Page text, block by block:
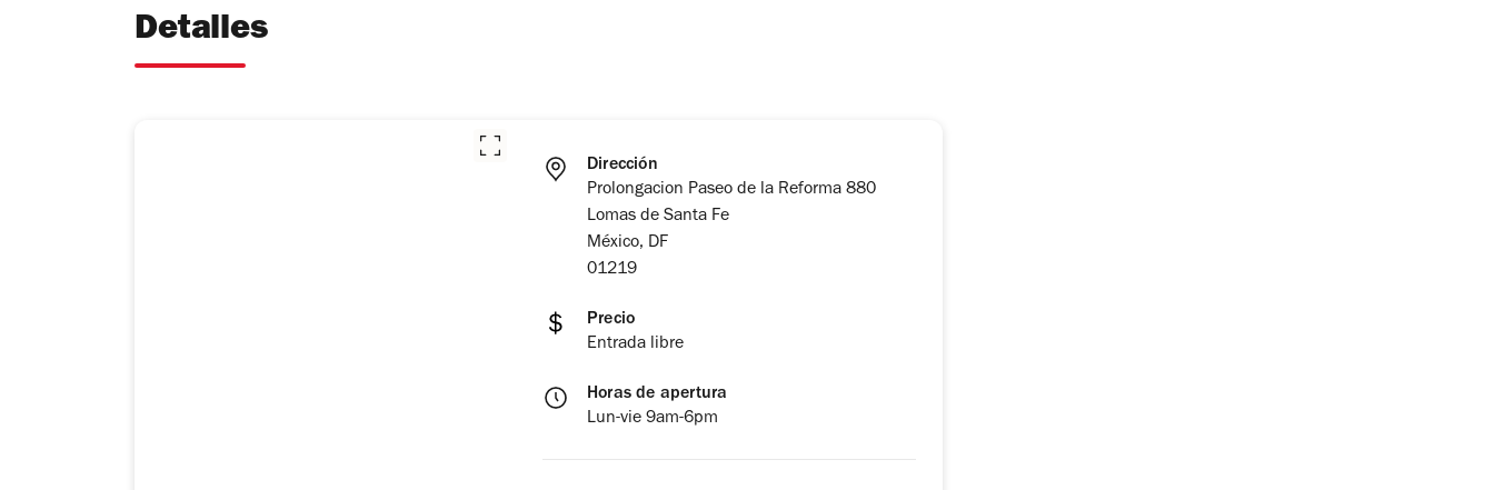
Detalles
Dirección
Prolongacion Paseo de la Reforma 880
Lomas de Santa Fe
México, DF
01219
Precio
Entrada libre
Horas de apertura
Lun-vie 9am-6pm